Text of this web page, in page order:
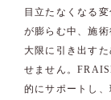
目立たなくなる
が膨らむ中、施
大限に引き出す
せません。
的にサポートし